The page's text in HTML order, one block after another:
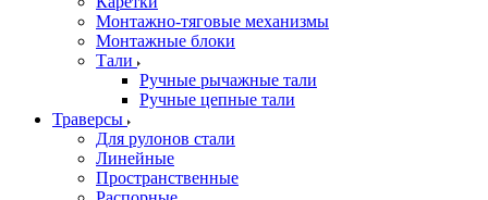
Монтажно-тяговые механизмы
Монтажные блоки
Тали
Ручные рычажные тали
Ручные цепные тали
Траверсы
Для рулонов стали
Линейные
Пространственные